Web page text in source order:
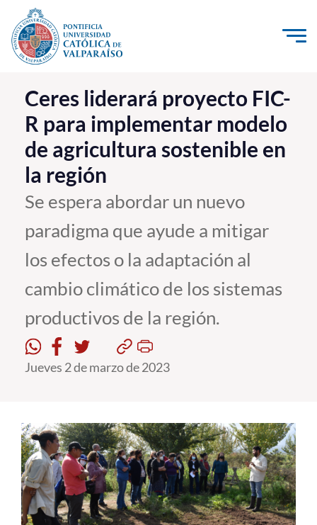
Click acá para ir directamente al contenido
La Universidad
Investigación, Creación e Innovación
PUCV Internacional
Vinculación con el Medio
Admisión
Pregrado
Postgrado
Formación Continua
Estudiantes
Alumni
English
Ceres liderará proyecto FIC-
R para implementar modelo
de agricultura sostenible en
la región
Se espera abordar un nuevo
paradigma que ayude a mitigar
los efectos o la adaptación al
cambio climático de los sistemas
productivos de la región.
Jueves 2 de marzo de 2023